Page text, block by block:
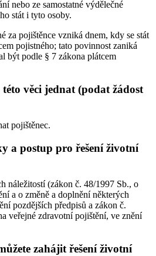
nebo ze samostatné výdělečné
stát i tyto osoby.
za pojištěnce vzniká dnem, kdy se stát
pojistného; tato povinnost zaniká
být podle § 7 zákona plátcem
věci jednat (podat žádost
pojištěnec.
a postup pro řešení životní
náležitostí (zákon č. 48/1997 Sb., o
a o změně a doplnění některých
pozdějších předpisů a zákon č.
veřejné zdravotní pojištění, ve znění
zahájit řešení životní